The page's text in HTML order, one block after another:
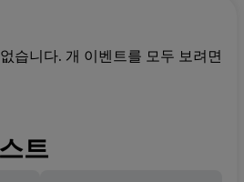
습니다. 개 이벤트를 모두 보려면
트